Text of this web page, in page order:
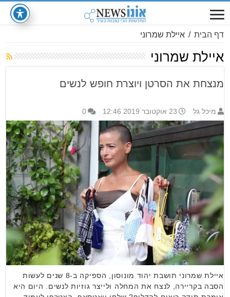
דף הבית / איילת שמרוני
איילת שמרוני
מנצחת את הסרטן ויוצרת חופש לנשים
מיכל גל 23 אוקטובר 2019 12:46 0
איילת שמרוני תושבת יהוד מונוסון, הספיקה ב-8 שנים לעשות
הסבה בקריירה, לנצח את המחלה ולייצר גוזיות לנשים. היום היא